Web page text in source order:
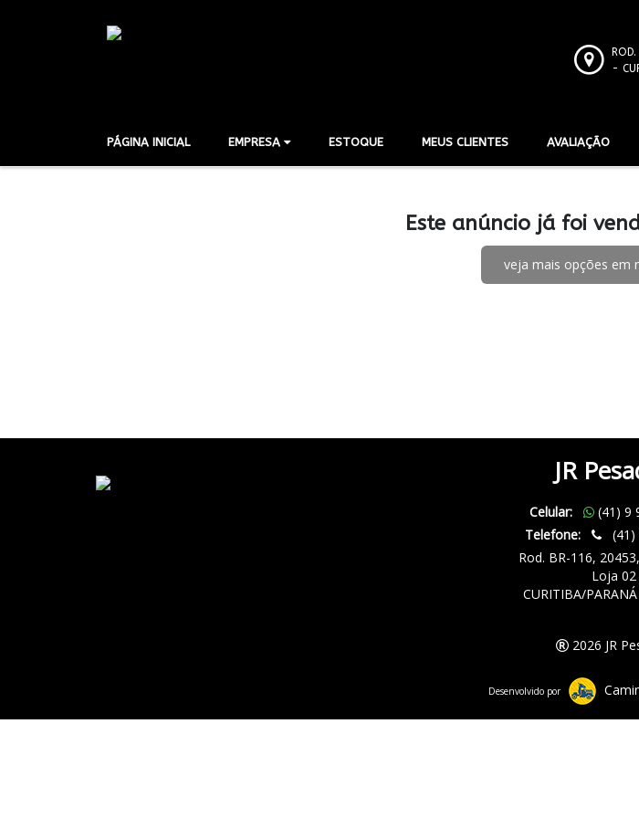
-
PÁGINA INICIAL EMPRESA ESTOQUE MEUS CLIENTES AVALIAÇÃO
Este anúncio já foi
veja mais opções em
JR
Celular:
(41) 9
Telefone:
(41)
Rod. BR-116,
Loja 02
CURITIBA/
2026 JR
Desenvolvido por